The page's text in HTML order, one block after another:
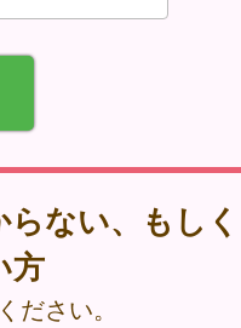
らない、もし
方
ださい。